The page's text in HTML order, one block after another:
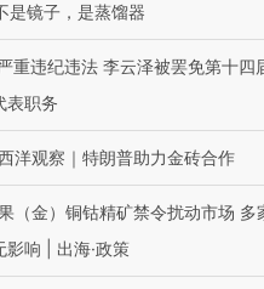
是镜子，是蒸馏器
重违纪违法 李云泽被罢免第十四
表职务
洋观察｜特朗普助力金砖合作
（金）铜钴精矿禁令扰动市场 多
影响 | 出海·政策